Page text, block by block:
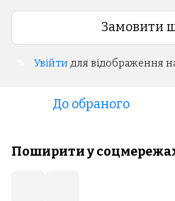
Замовити
Увійти для відображення
До обраного
Поширити у